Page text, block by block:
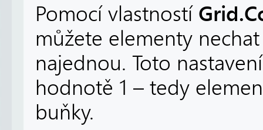
Pomocí vlastností
můžete elementy
najednou. Toto
hodnotě 1 – tedy
buňky.